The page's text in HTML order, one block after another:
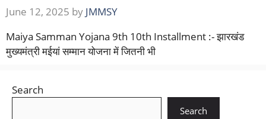
June 12, 2025 by JMMSY
Maiya Samman Yojana 9th 10th Installment :- झारखंड
मुख्यमंत्री मईयां सम्मान योजना में जितनी भी
Search
Search